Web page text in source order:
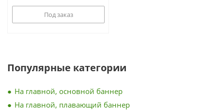
Под заказ
Популярные категории
На главной, основной баннер
На главной, плавающий баннер